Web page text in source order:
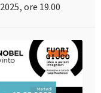
ore 19.00